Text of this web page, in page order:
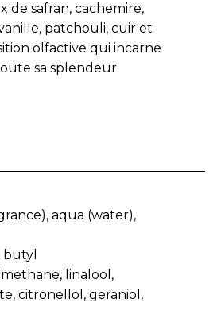
de safran, cachemire,
patchouli, cuir et
olfactive qui incarne
sa splendeur.
aqua (water),
linalool,
citronellol, geraniol,